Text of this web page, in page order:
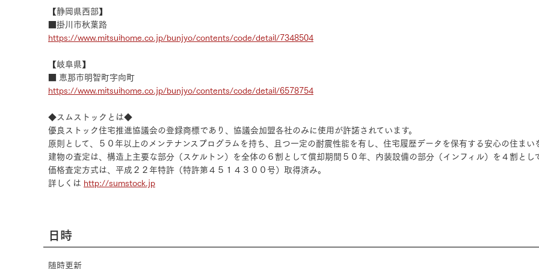
【静岡県西部】
■掛川市秋葉路
https://www.mitsuihome.co.jp/bunjyo/contents/code/detail/7348504
【岐阜県】
■ 恵那市明智町字向町
https://www.mitsuihome.co.jp/bunjyo/contents/code/detail/6578754
◆スムストックとは◆
優良ストック住宅推進協議会の登録商標であり、協議会加盟各社のみに使用が許諾されています。
原則として、５０年以上のメンテナンスプログラムを持ち、且つ一定の耐震性能を有し、住宅履歴データを保有する安心の住まい
建物の査定は、構造上主要な部分（スケルトン）を全体の６割として償却期間５０年、内装設備の部分（インフィル）を４割と
価格査定方式は、平成２２年特許（特許第４５１４３００号）取得済み。
詳しくは http://sumstock.jp
日時
随時更新